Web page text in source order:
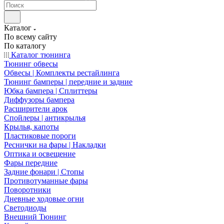
Каталог
По всему сайту
По каталогу
Каталог тюнинга
Тюнинг обвесы
Обвесы | Комплекты рестайлинга
Тюнинг бамперы | передние и задние
Юбка бампера | Сплиттеры
Диффузоры бампера
Расширители арок
Спойлеры | антикрылья
Крылья, капоты
Пластиковые пороги
Реснички на фары | Накладки
Оптика и освещение
Фары передние
Задние фонари | Стопы
Противотуманные фары
Поворотники
Дневные ходовые огни
Светодиоды
Внешний Тюнинг